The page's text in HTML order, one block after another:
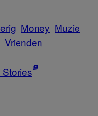
Money Muzie
Vrienden